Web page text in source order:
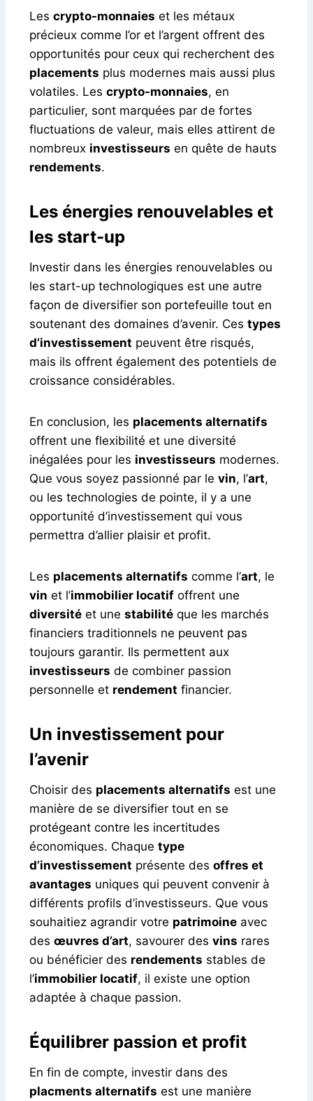
Les crypto-monnaies et les métaux
précieux comme l’or et l’argent offrent des
opportunités pour ceux qui recherchent des
placements plus modernes mais aussi plus
volatiles. Les crypto-monnaies, en
particulier, sont marquées par de fortes
fluctuations de valeur, mais elles attirent de
nombreux investisseurs en quête de hauts
rendements.
Les énergies renouvelables et
les start-up
Investir dans les énergies renouvelables ou
les start-up technologiques est une autre
façon de diversifier son portefeuille tout en
soutenant des domaines d’avenir. Ces types
d’investissement peuvent être risqués,
mais ils offrent également des potentiels de
croissance considérables.
En conclusion, les placements alternatifs
offrent une flexibilité et une diversité
inégalées pour les investisseurs modernes.
Que vous soyez passionné par le vin, l’art,
ou les technologies de pointe, il y a une
opportunité d’investissement qui vous
permettra d’allier plaisir et profit.
Les placements alternatifs comme l’art, le
vin et l’immobilier locatif offrent une
diversité et une stabilité que les marchés
financiers traditionnels ne peuvent pas
toujours garantir. Ils permettent aux
investisseurs de combiner passion
personnelle et rendement financier.
Un investissement pour
l’avenir
Choisir des placements alternatifs est une
manière de se diversifier tout en se
protégeant contre les incertitudes
économiques. Chaque type
d’investissement présente des offres et
avantages uniques qui peuvent convenir à
différents profils d’investisseurs. Que vous
souhaitiez agrandir votre patrimoine avec
des œuvres d’art, savourer des vins rares
ou bénéficier des rendements stables de
l’immobilier locatif, il existe une option
adaptée à chaque passion.
Équilibrer passion et profit
En fin de compte, investir dans des
placments alternatifs est une manière